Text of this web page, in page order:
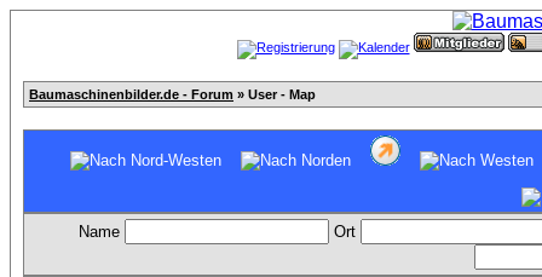
Baumaschinenbilder.de - Forum » User - Map
Name Ort